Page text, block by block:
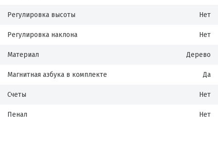
Регулировка высоты Нет
Регулировка наклона Нет
Материал Дерево
Магнитная азбука в комплекте Да
Счеты Нет
Пенал Нет